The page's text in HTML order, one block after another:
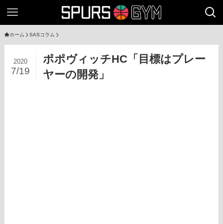
ホーム SASコラム
ポポヴィッチHC「目標はプレー
ヤーの開発」
2020
7/19